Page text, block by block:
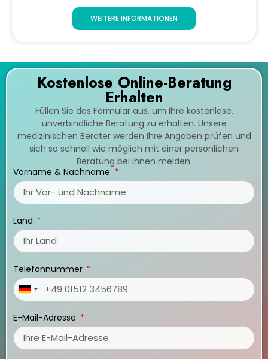
WEITERE INFORMATIONEN
Kostenlose Online-Beratung
Erhalten
Füllen Sie das Formular aus, um Ihre kostenlose,
unverbindliche Beratung zu erhalten. Unsere
medizinischen Berater werden Ihre Angaben prüfen und
sich so schnell wie möglich mit einer persönlichen
Beratung bei Ihnen melden.
Vorname & Nachname
Land
Telefonnummer
Germany
E-Mail-Adresse